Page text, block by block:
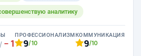
аналитику
/ 1
ПРОФЕССИОНАЛИЗМ
9/10
КОММУНИКАЦИЯ
9/10